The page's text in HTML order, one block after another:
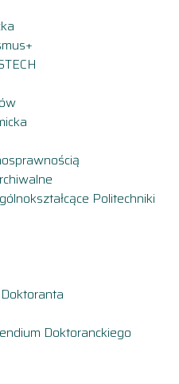
Politechniki
Doktoranckiego